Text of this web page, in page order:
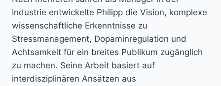
Industrie entwickelte Philipp die Vision, komplexe
wissenschaftliche Erkenntnisse zu
Stressmanagement, Dopaminregulation und
Achtsamkeit für ein breites Publikum zugänglich
zu machen. Seine Arbeit basiert auf
interdisziplinären Ansätzen aus